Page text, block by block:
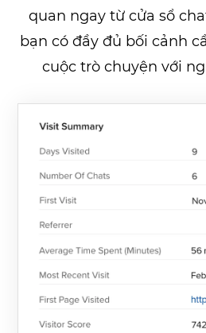
quan ngay từ cửa sổ
bạn có đầy đủ bối cảnh
cuộc trò chuyện với